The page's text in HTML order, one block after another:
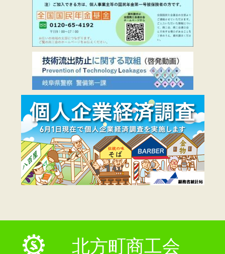
北方町商工会